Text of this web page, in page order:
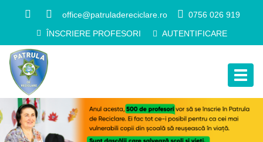
office@patruladereciclare.ro
0756 026 919
ÎNSCRIERE PROFESORI
AUTENTIFICARE